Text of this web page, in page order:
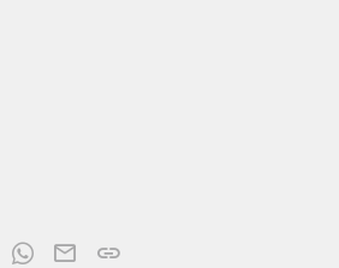
PinterestWhatsApp
e-mailLink